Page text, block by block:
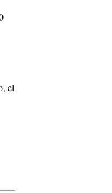
el